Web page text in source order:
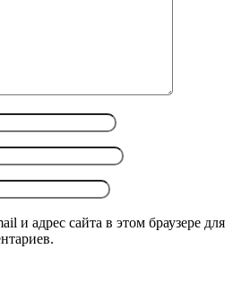
и адрес сайта в этом браузере для